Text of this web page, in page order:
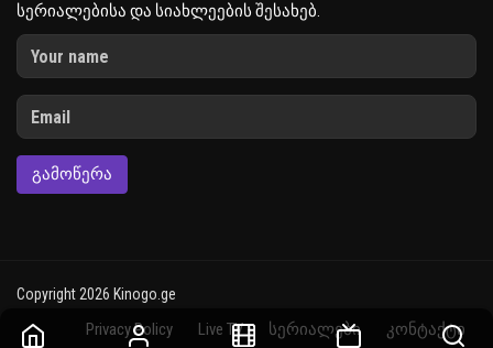
სერიალებისა და სიახლეების შესახებ.
ᲒᲐᲛᲝᲬᲔᲠᲐ
Copyright 2026 Kinogo.ge
Privacy Policy Live TV სერიალები კონტაქტი